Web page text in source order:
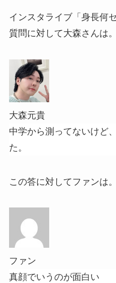
インスタライブ「身長何
質問に対して大森さんは。
大森元貴
中学から測ってないけど
た。
この答に対してファンは。
ファン
真顔でいうのが面白い